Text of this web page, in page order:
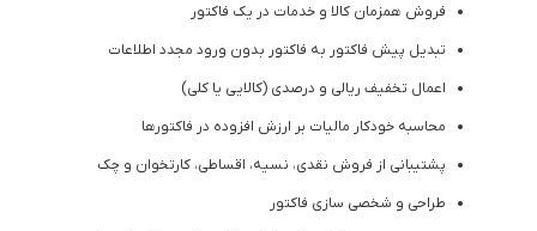
فروش همزمان کالا و خدمات در یک فاکتور
تبدیل پیش ‌فاکتور به فاکتور بدون ورود مجدد اطلاعات
اعمال تخفیف ریالی و درصدی (کالایی یا کلی)
محاسبه خودکار مالیات بر ارزش افزوده در فاکتورها
پشتیبانی از فروش نقدی، نسیه، اقساطی، کارتخوان و چک
طراحی و شخصی ‌سازی فاکتور